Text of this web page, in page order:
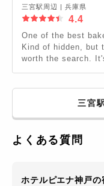
三宮駅周辺 | 兵庫県
4.4
One of the best
Kind of hidden, but
worth the search.
三宮
よくある質問
ホテルピエナ神戸の